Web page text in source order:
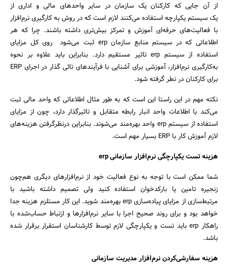
از آن جایی که کارکنان یک سازمان در سایر واحدهای مالی و اداری از
یک سیستم یکپارچه استفاده می‌کنند لازم است که در روش به کارگیری نرم‌افزار
با فعالیت‌های حرفه‌ای آموزش و تمرکز بیش‌تری داشته باشند. چرا که هر
اطلاعاتی که در سیستم منابع سازمان erp ثبت می‌شود روی کل مزایای
استفاده از سیستم erp تاثیر مستقیم دارد. بنابراین باید علاوه بر نحوه
به‌کارگیری نرم‌افزار، آموزشی برای آشنایی با فرآیندهای تاثی گذار در اجرای ERP
برای کارکنان در نطر گرفته شود.
نکته مهم در این راستا این است که به طور مثال اطلاعاتی که واحد مالی ثبت
می‌کند با اطلاعات واحد انبار رابطه متقابل و تاثیرگذار دارد، چون از مزایای
استفاده از سیستم erp واحد بهره‌مند می‌شوند. بنابراین در‌نظرگرفتن هزینه‌های
لازم آموزش کار با ERP بسیار مهم است.
هزینه تست یکپارچگی نرم‌افزار سازمانی erp
شما ممکن است با توجه به نوع فعالیت خود از نرم‌افزارهای دیگری هم‌چون
زنجیره تامین یا بارکدخوان استفاده کنید ولی تصمیم داشته باشید با
مرتبط‌سازی از مزایای پیاده‌سازی erp بهره‌مند شوید. این کار مستلزم هزینه جدا
خواهد بود و برای روند صحیح اجرا با سایر نرم‌افزارها و ازتباط حساب‌شده با
راهکار erp باید تست و یکپارچگی لازم توسط کارشناسان استقرار برقرار شده
باشد.
هزینه سفارشی‌کردن نرم‌افزار مدیریت سازمانی